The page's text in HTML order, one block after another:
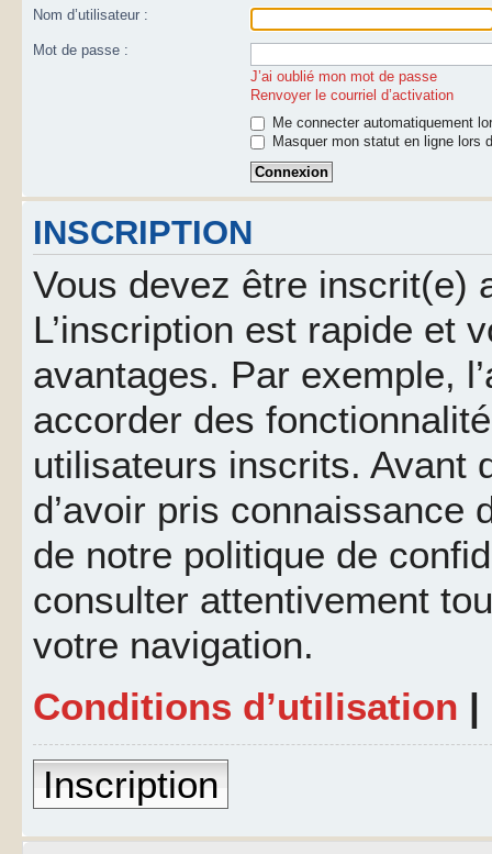
Nom d’utilisateur :
Mot de passe :
J’ai oublié mon mot de passe
Renvoyer le courriel d’activation
Me connecter automatiquement
Masquer mon statut en ligne lors
INSCRIPTION
Vous devez être inscrit(e)
L’inscription est rapide et
avantages. Par exemple,
accorder des
utilisateurs inscrits. Avant
d’avoir pris connaissance
de notre politique de
consulter attentivement
votre navigation.
Conditions d’utilisation |
Inscription